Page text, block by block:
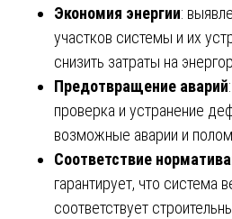
Экономия энергии:
участков системы и их
снизить затраты на
Предотвращение аварий
проверка и устранение
возможные аварии и
Соответствие
гарантирует, что система
соответствует